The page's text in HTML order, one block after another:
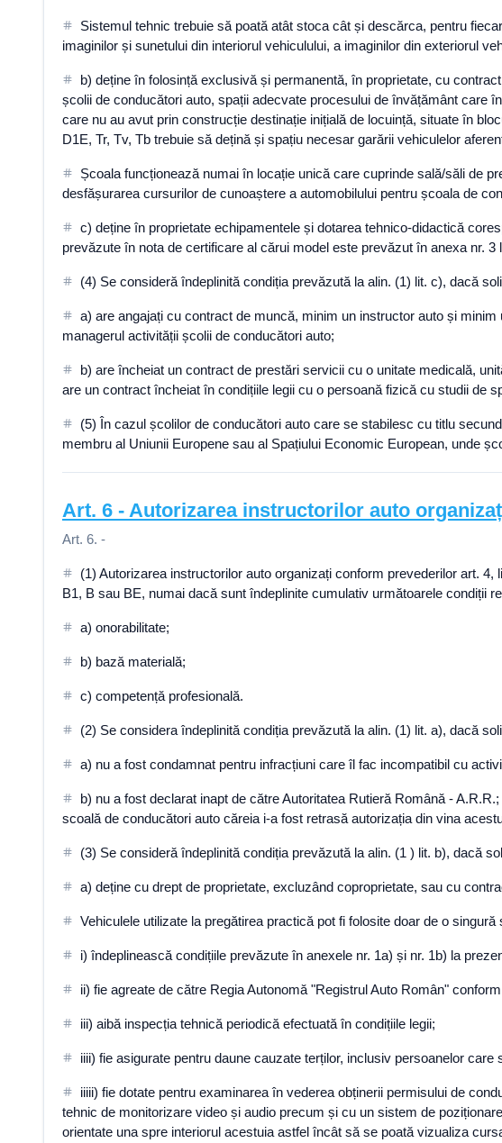
Sistemul tehnic trebuie să poată atât stoca cât și descărca, pentru
imaginilor și sunetului din interiorul vehiculului, a imaginilor din exteriorul
b) deține în folosință exclusivă și permanentă, în proprietate, cu
școlii de conducători auto, spații adecvate procesului de învățământ care
care nu au avut prin construcție destinație inițială de locuință, situate în
D1E, Tr, Tv, Tb trebuie să dețină și spațiu necesar garării vehiculelor
Școala funcționează numai în locație unică care cuprinde sală/săli de
desfășurarea cursurilor de cunoaștere a automobilului pentru școala de
c) deține în proprietate echipamentele și dotarea tehnico-didactică
prevăzute în nota de certificare al cărui model este prevăzut în anexa nr. 3
(4) Se consideră îndeplinită condiția prevăzută la alin. (1) lit. c), dacă
a) are angajați cu contract de muncă, minim un instructor auto și
managerul activității școlii de conducători auto;
b) are încheiat un contract de prestări servicii cu o unitate medicală,
are un contract încheiat în condițiile legii cu o persoană fizică cu studii de
(5) În cazul școlilor de conducători auto care se stabilesc cu titlu
membru al Uniunii Europene sau al Spațiului Economic European, unde
Art. 6 - Autorizarea instructorilor auto
Art. 6. -
(1) Autorizarea instructorilor auto organizați conform prevederilor art.
B1, B sau BE, numai dacă sunt îndeplinite cumulativ următoarele condiții
a) onorabilitate;
b) bază materială;
c) competență profesională.
(2) Se considera îndeplinită condiția prevăzută la alin. (1) lit. a), dacă
a) nu a fost condamnat pentru infracțiuni care îl fac incompatibil cu
b) nu a fost declarat inapt de către Autoritatea Rutieră Română -
scoală de conducători auto căreia i-a fost retrasă autorizația din vina
(3) Se consideră îndeplinită condiția prevăzută la alin. (1 ) lit. b), dacă
a) deține cu drept de proprietate, excluzând coproprietate, sau cu
Vehiculele utilizate la pregătirea practică pot fi folosite doar de o
i) îndeplinească condițiile prevăzute în anexele nr. 1a) și nr. 1b) la
ii) fie agreate de către Regia Autonomă "Registrul Auto Român"
iii) aibă inspecția tehnică periodică efectuată în condițiile legii;
iiii) fie asigurate pentru daune cauzate terților, inclusiv persoanelor
iiiii) fie dotate pentru examinarea în vederea obținerii permisului de
tehnic de monitorizare video și audio precum și cu un sistem de
orientate una spre interiorul acestuia astfel încât să se poată vizualiza